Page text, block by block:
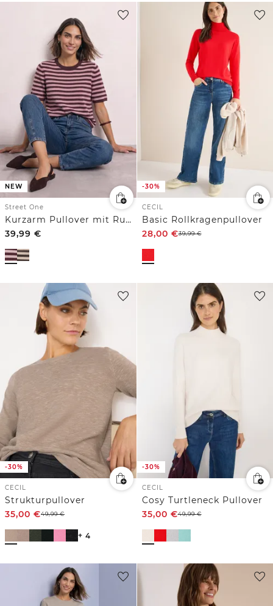
NEW
Street One
Kurzarm Pullover mit Rundhals und Streifen
39,99 €
-30%
CECIL
Basic Rollkragenpullover
28,00 €39,99€
-30%
CECIL
Strukturpullover
35,00 €49,99€
+ 4
-30%
CECIL
Cosy Turtleneck Pullover
35,00 €49,99€